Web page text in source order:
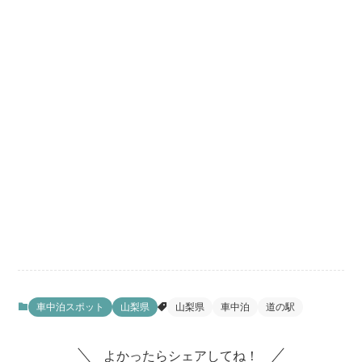
車中泊スポット 山梨県 山梨県 車中泊 道の駅
よかったらシェアしてね！